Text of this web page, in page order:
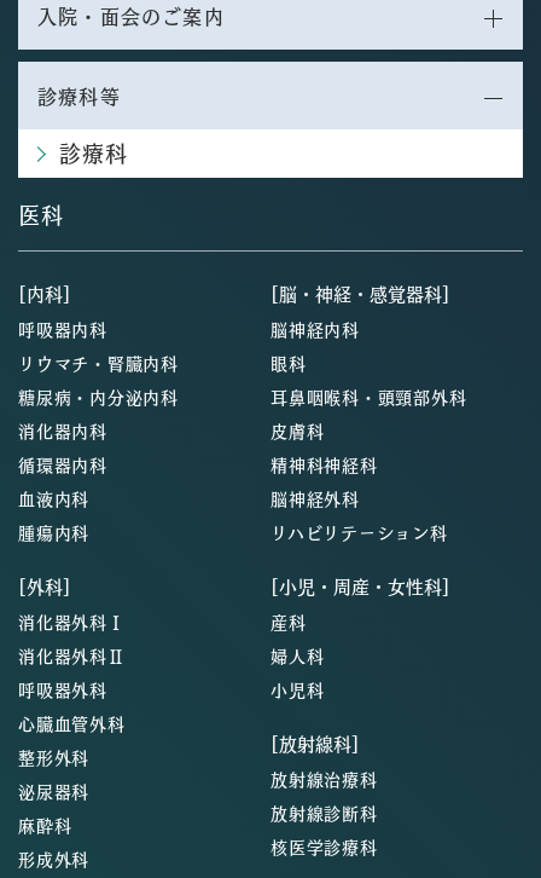
入院・面会のご案内
診療科等
診療科
医科
[内科]
呼吸器内科
リウマチ・腎臓内科
糖尿病・内分泌内科
消化器内科
循環器内科
血液内科
腫瘍内科
[外科]
消化器外科Ⅰ
消化器外科Ⅱ
呼吸器外科
心臓血管外科
整形外科
泌尿器科
麻酔科
形成外科
[脳・神経・感覚器科]
脳神経内科
眼科
耳鼻咽喉科・頭頸部外科
皮膚科
精神科神経科
脳神経外科
リハビリテーション科
[小児・周産・女性科]
産科
婦人科
小児科
[放射線科]
放射線治療科
放射線診断科
核医学診療科